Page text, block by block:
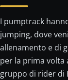
I pumptrack
jumping, dove
allenamento e di
per la prima volta
gruppo di rider di